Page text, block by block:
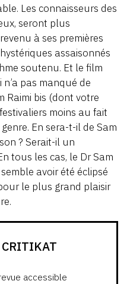
Les connaisseurs des
seront plus
à ses premières
assaisonnés
soutenu. Et le film
pas manqué de
Raimi bis (dont votre
moins au fait
En sera-t-il de Sam
? Serait-il un
tous les cas, le Dr Sam
semble avoir été éclipsé
le plus grand plaisir
accessible